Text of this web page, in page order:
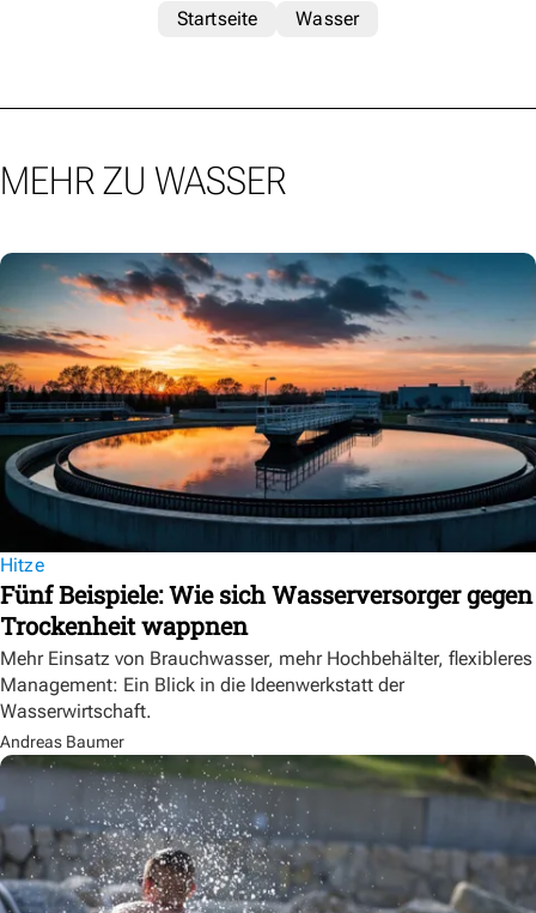
Startseite
Wasser
MEHR ZU WASSER
Hitze
Fünf Beispiele: Wie sich Wasserversorger gegen
Trockenheit wappnen
Mehr Einsatz von Brauchwasser, mehr Hochbehälter, flexibleres
Management: Ein Blick in die Ideenwerkstatt der
Wasserwirtschaft.
Andreas Baumer